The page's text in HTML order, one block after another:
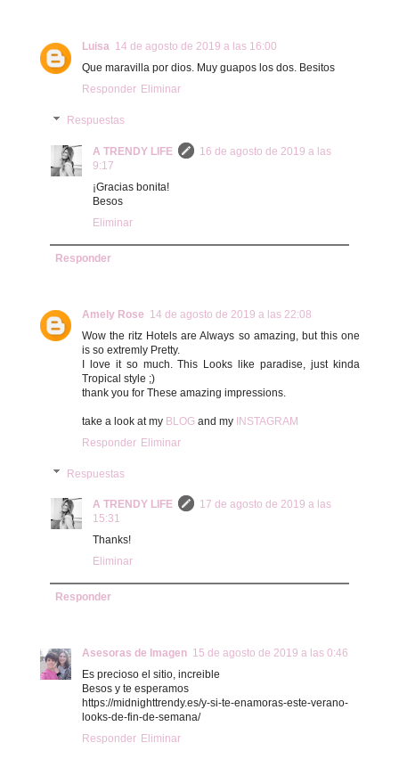
Luisa 14 de agosto de 2019 a las 16:00
Que maravilla por dios. Muy guapos los dos. Besitos
Responder Eliminar
Respuestas
A TRENDY LIFE
16 de agosto de 2019 a las
9:17
¡Gracias bonita!
Besos
Eliminar
Responder
Amely Rose 14 de agosto de 2019 a las 22:08
Wow the ritz Hotels are Always so amazing, but this one
is so extremly Pretty.
I love it so much. This Looks like paradise, just kinda
Tropical style ;)
thank you for These amazing impressions.
take a look at my BLOG and my INSTAGRAM
Responder Eliminar
Respuestas
A TRENDY LIFE
17 de agosto de 2019 a las
15:31
Thanks!
Eliminar
Responder
Asesoras de Imagen 15 de agosto de 2019 a las 0:46
Es precioso el sitio, increible
Besos y te esperamos
https://midnighttrendy.es/y-si-te-enamoras-este-verano-
looks-de-fin-de-semana/
Responder Eliminar